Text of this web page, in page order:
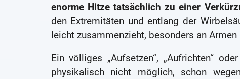
enorme Hitze tatsächlich zu einer
den Extremitäten und entlang der
leicht zusammenzieht, besonders an Armen
Ein völliges „Aufsetzen“, „Aufrichten“
physikalisch nicht möglich, schon